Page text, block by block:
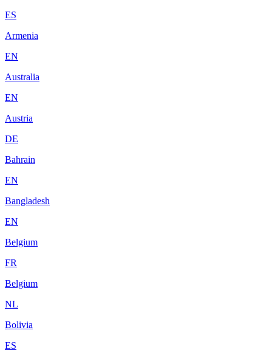
ES
Armenia
EN
Australia
EN
Austria
DE
Bahrain
EN
Bangladesh
EN
Belgium
FR
Belgium
NL
Bolivia
ES